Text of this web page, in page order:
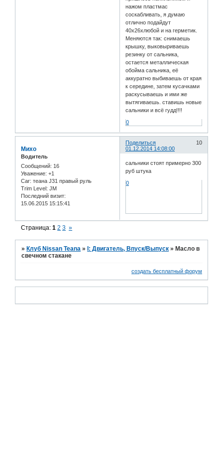
нажом пластмас
соскабливать, я думаю
отлично подайдут
40х26хлюбой и на герметик.
Меняются так: снимаешь
крышку, выковыриваешь
резинку от сальника,
остается металлическая
обойма сальника, её
аккуратно выбиваешь от края
к середине, затем кусачками
раскусываешь и ими же
вытягиваешь. ставишь новые
сальники и всё гудд!!!!
0
Поделиться
10
01.12.2014 14:08:00
Михо
Водитель
Сообщений: 16
Уважение: +1
Car: теана J31 правый руль
Trim Level: JM
Последний визит:
15.06.2015 15:15:41
сальники стоят примерно 300
руб штука
0
Страница:1 2 3 »
»Клуб Nissan Teana »I: Двигатель, Впуск/Выпуск »Масло в
свечном стакане
создать бесплатный форум